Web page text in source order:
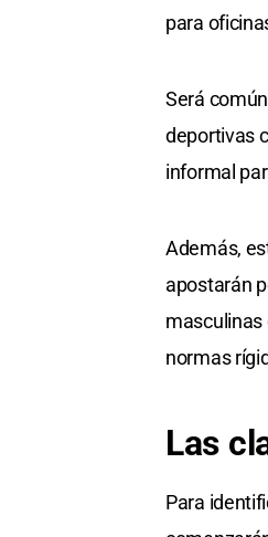
para
Será
deportivas
informal
Además,
apostarán
masculinas
normas
Las
Para